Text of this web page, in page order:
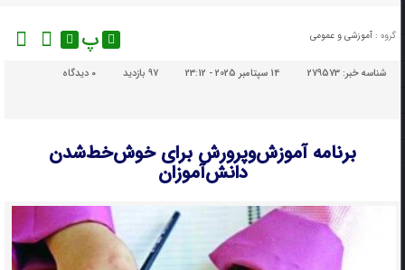
گروه : آموزشی و عمومی پ
شناسه خبر:279573 14 سپتامبر 2025 - 23:12 97 بازدید دیدگاه
برنامه آموزش‌وپرورش برای خوش‌خط‌شدن
دانش‌آموزان